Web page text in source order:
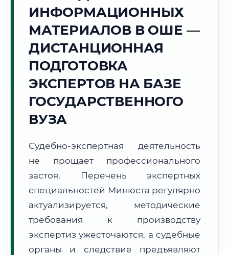
Г. ОШ
Точное местное время:
08:52:57
Пятница, 7 Августа
🌅 Восход:06:11
📍 Региональная справка г. Ош
Тел. код:
+996 (3222)
Почтовые индексы:
714000–714025
Часовой пояс:
UTC+6
Формат учебы:
Дистанционно
🗺️ Зона обслуживания: г. Ош
ИНФОРМАЦИОННЫХ
МАТЕРИАЛОВ В ОШЕ —
ДИСТАНЦИОННАЯ
ПОДГОТОВКА
ЭКСПЕРТОВ НА БАЗЕ
ГОСУДАРСТВЕННОГО
ВУЗА
Судебно-экспертная деятельность
не прощает профессионального
застоя. Перечень экспертных
специальностей Минюста регулярно
актуализируется, методические
требования к производству
экспертиз ужесточаются, а судебные
органы и следствие предъявляют